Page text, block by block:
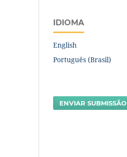
IDIOMA
English
Português (Brasil)
ENVIAR SUBMISSÃO